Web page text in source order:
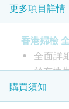
癌抗原
乳房及盆
女士檢查項
更多項目詳情
香港婦檢
全面詳
於有性
入了解
計劃包
購買須知